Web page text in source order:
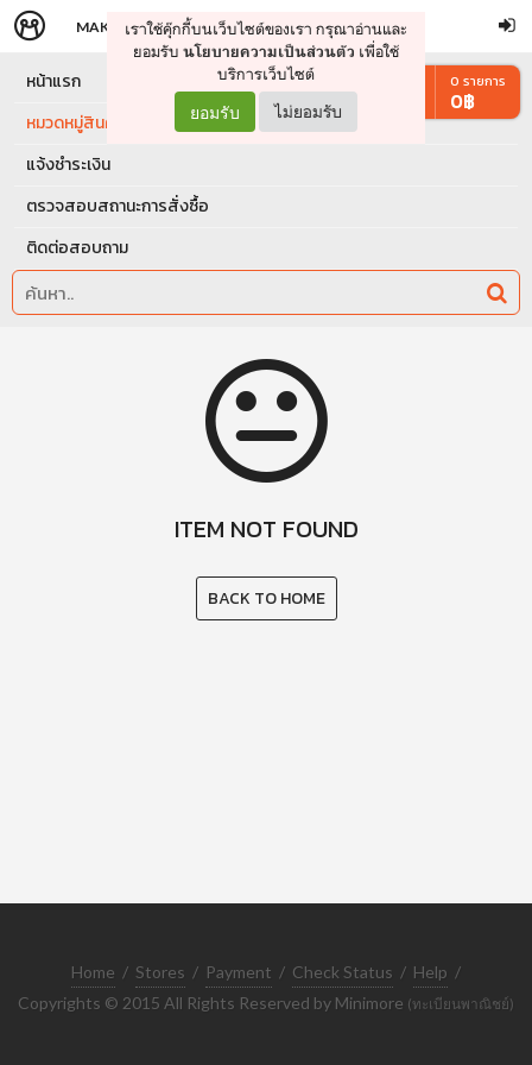
จัดการรถเข็น ดำเนินการต่อ
MAKERS STORE
เราใช้คุ๊กกี้บนเว็บไซต์ของเรา กรุณาอ่านและ
ยอมรับ นโยบายความเป็นส่วนตัว เพื่อใช้
บริการเว็บไซต์
ยอมรับ ไม่ยอมรับ
หน้าแรก
หมวดหมู่สินค้า
แจ้งชำระเงิน
ตรวจสอบสถานะการสั่งซื้อ
ติดต่อสอบถาม
0 รายการ
0฿
ITEM NOT FOUND
BACK TO HOME
Home / Stores / Payment / Check Status / Help /
Copyrights © 2015 All Rights Reserved by Minimore (ทะเบียนพาณิชย์)